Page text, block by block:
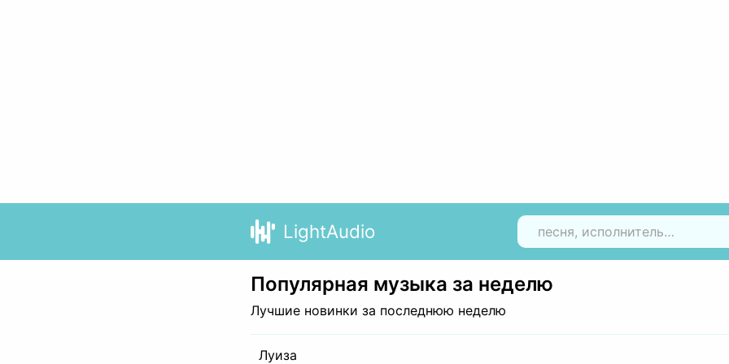
LightAudio
Популярная музыка за неделю
Лучшие новинки за последнюю неделю
Луиза